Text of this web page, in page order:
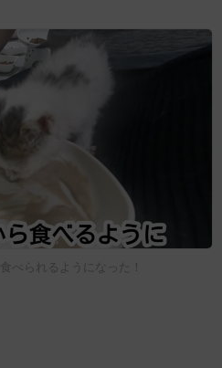
べられるようになった！